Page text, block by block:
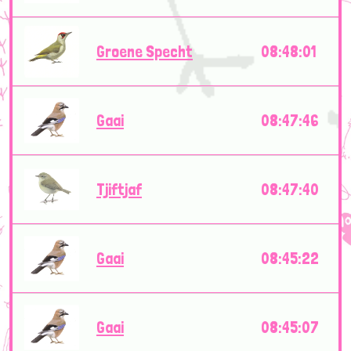
Groene Specht 08:48:01
Gaai 08:47:46
Tjiftjaf 08:47:40
Gaai 08:45:22
Gaai 08:45:07